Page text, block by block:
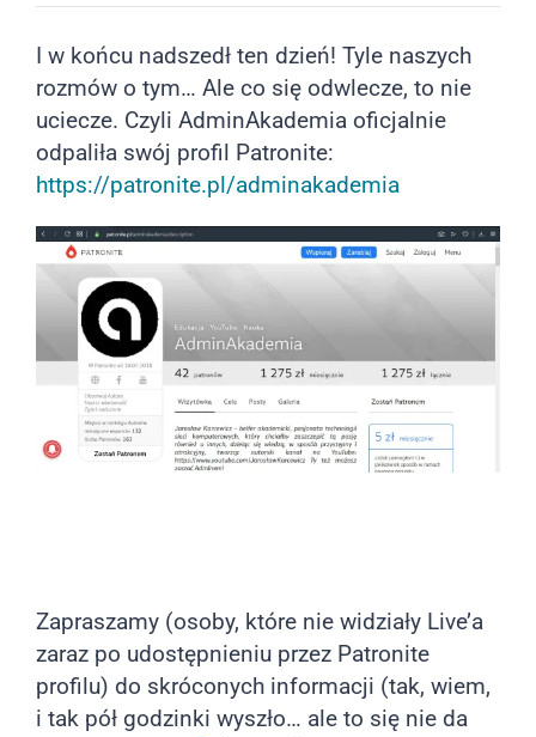
I w końcu nadszedł ten dzień! Tyle naszych
rozmów o tym… Ale co się odwlecze, to nie
uciecze. Czyli AdminAkademia oficjalnie
odpaliła swój profil Patronite:
https://patronite.pl/adminakademia
Zapraszamy (osoby, które nie widziały Live’a
zaraz po udostępnieniu przez Patronite
profilu) do skróconych informacji (tak, wiem,
i tak pół godzinki wyszło… ale to się nie da